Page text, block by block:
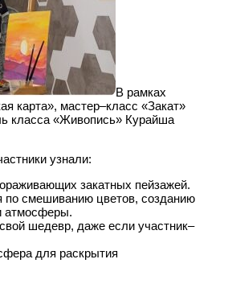
В рамках
карта», мастер–класс «Закат»
класса «Живопись» Курайша
узнали:
закатных пейзажей.
по смешиванию цветов, созданию
атмосферы.
шедевр, даже если участник–
для раскрытия